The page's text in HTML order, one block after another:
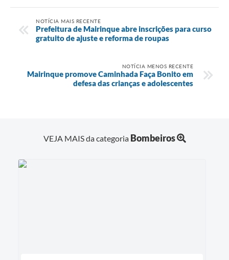
NOTÍCIA MAIS RECENTE
Prefeitura de Mairinque abre inscrições para curso
gratuito de ajuste e reforma de roupas
NOTÍCIA MENOS RECENTE
Mairinque promove Caminhada Faça Bonito em
defesa das crianças e adolescentes
VEJA MAIS da categoria Bombeiros